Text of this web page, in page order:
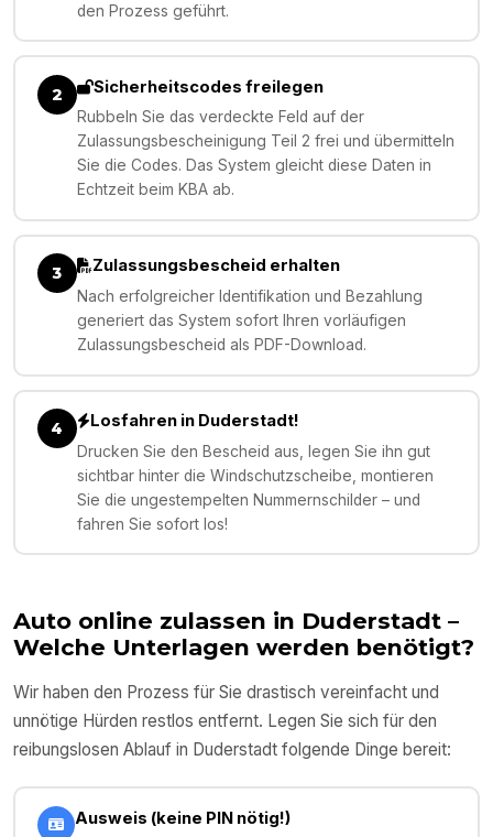
den Prozess geführt.
2 Sicherheitscodes freilegen
Rubbeln Sie das verdeckte Feld auf der
Zulassungsbescheinigung Teil 2 frei und übermitteln
Sie die Codes. Das System gleicht diese Daten in
Echtzeit beim KBA ab.
3 Zulassungsbescheid erhalten
Nach erfolgreicher Identifikation und Bezahlung
generiert das System sofort Ihren vorläufigen
Zulassungsbescheid als PDF-Download.
4 Losfahren in Duderstadt!
Drucken Sie den Bescheid aus, legen Sie ihn gut
sichtbar hinter die Windschutzscheibe, montieren
Sie die ungestempelten Nummernschilder – und
fahren Sie sofort los!
Auto online zulassen in Duderstadt –
Welche Unterlagen werden benötigt?
Wir haben den Prozess für Sie drastisch vereinfacht und
unnötige Hürden restlos entfernt. Legen Sie sich für den
reibungslosen Ablauf in Duderstadt folgende Dinge bereit:
Ausweis (keine PIN nötig!)